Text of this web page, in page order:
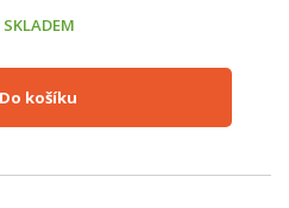
SKLADEM
Do košíku